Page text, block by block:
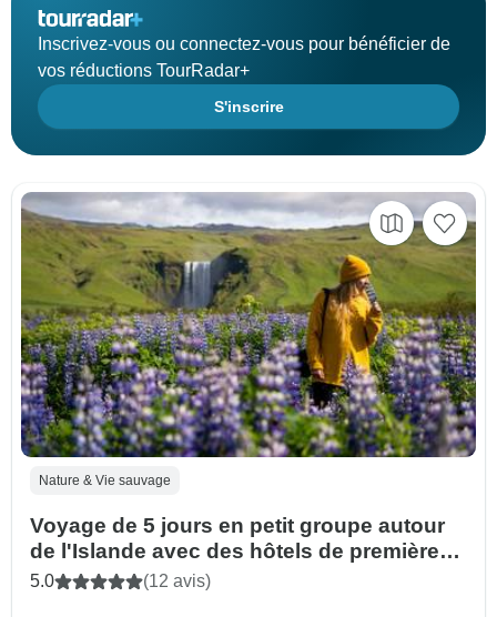
Inscrivez-vous ou connectez-vous pour bénéficier de
vos réductions TourRadar+
S'inscrire
Nature & Vie sauvage
Voyage de 5 jours en petit groupe autour
de l'Islande avec des hôtels de première
classe
5.0 (12 avis)